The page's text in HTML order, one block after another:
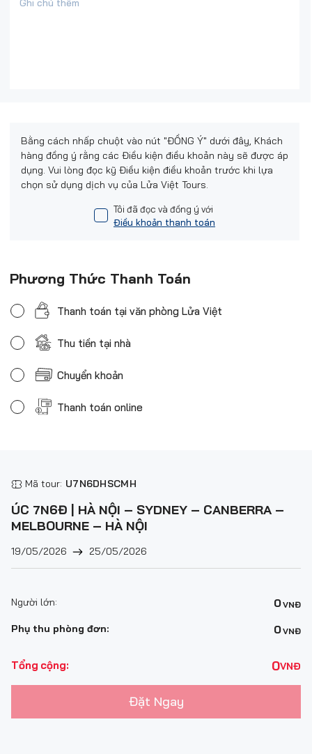
Bằng cách nhấp chuột vào nút "ĐỒNG Ý" dưới đây, Khách
hàng đồng ý rằng các Điều kiện điều khoản này sẽ được áp
dụng. Vui lòng đọc kỹ Điều kiện điều khoản trước khi lựa
chọn sử dụng dịch vụ của Lửa Việt Tours.
Tôi đã đọc và đồng ý với
Điều khoản thanh toán
Phương Thức Thanh Toán
Thanh toán tại văn phòng Lửa Việt
Thu tiền tại nhà
Chuyển khoản
Thanh toán online
Mã tour: U7N6DHSCMH
ÚC 7N6Đ | HÀ NỘI – SYDNEY – CANBERRA –
MELBOURNE – HÀ NỘI
19/05/2026 25/05/2026
Người lớn: 0VNĐ
Phụ thu phòng đơn: 0VNĐ
Tổng cộng: 0VNĐ
Đặt Ngay